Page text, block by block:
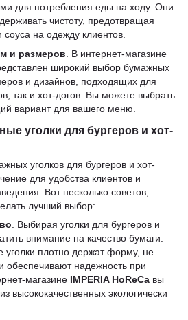
для потребления еды на ходу. Они
чистоту, предотвращая
на одежду клиентов.
и размеров . В интернет-магазине
широкий выбор бумажных
и дизайнов, подходящих для
так и хот-догов. Вы можете выбрать
вариант для вашего меню.
уголки для бургеров и хот-
уголков для бургеров и хот-
для удобства клиентов и
Вот несколько советов,
лучший выбор:
. Выбирая уголки для бургеров и
внимание на качество бумаги.
уголки плотно держат форму, не
обеспечивают надежность при
магазине IMPERIA HoReCa вы
высококачественных экологически